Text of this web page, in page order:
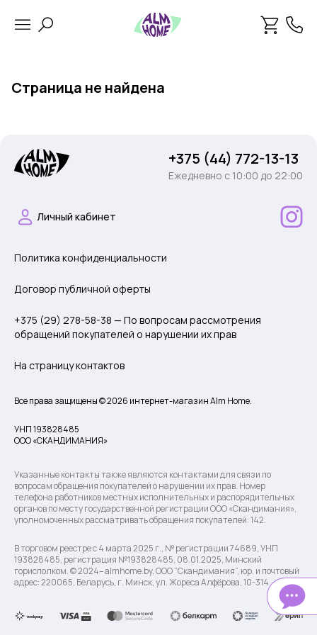
Страница не найдена
+375 (44) 772-13-13
Ежедневно c 10:00 до 22:00
Личный кабинет
Политика конфиденциальности
Договор публичной оферты
+375 (29) 278-58-38 — По вопросам рассмотрения
обращений покупателей о нарушении их прав
На страницу контактов
Все права защищены © 2026 интернет-магазин Alm Home.
УНП 193828485
ООО «СКАНДИМАНИЯ»
Указанные контакты также являются контактами для связи по
вопросам обращения покупателей о нарушении их прав. Номер
телефона работников местных исполнительных и распорядительных
органов по месту государственной регистрации ООО «Скандимания»,
уполномоченных рассматривать обращения покупателей: 142.
В торговом реестре с 4 марта 2025 г., № регистрации 74689, УНП
193828485, регистрация №193828485, 08.01.2025, Минский
горисполком. © 2024– almhome.by, ООО “Скандимания”, юр. и почтовый
адрес: 220065, Беларусь, г. Минск, ул. Жореса Алфёрова, 10-314